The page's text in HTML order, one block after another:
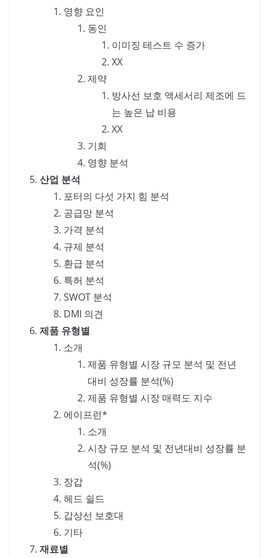
영향 요인
동인
이미징 테스트 수 증가
XX
제약
방사선 보호 액세서리 제조에 드
는 높은 납 비용
XX
기회
영향 분석
산업 분석
포터의 다섯 가지 힘 분석
공급망 분석
가격 분석
규제 분석
환급 분석
특허 분석
SWOT 분석
DMI 의견
제품 유형별
소개
제품 유형별 시장 규모 분석 및 전년
대비 성장률 분석(%)
제품 유형별 시장 매력도 지수
에이프런*
소개
시장 규모 분석 및 전년대비 성장률 분
석(%)
장갑
헤드 쉴드
갑상선 보호대
기타
재료별